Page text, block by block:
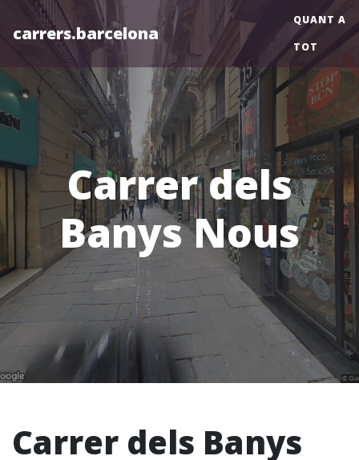
carrers.barcelona
QUANT A
TOT
Carrer dels
Banys Nous
Carrer dels Banys